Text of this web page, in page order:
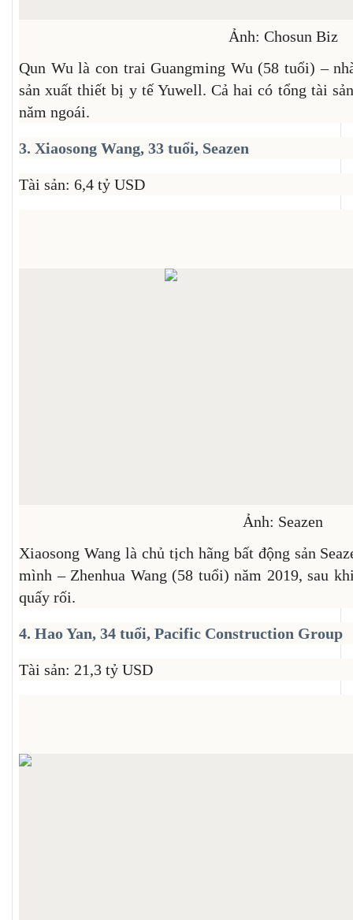
Ảnh: Chosun Biz
Qun Wu là con trai Guangming Wu (58 tuổi) –
sản xuất thiết bị y tế Yuwell. Cả hai có tổng tài
năm ngoái.
3. Xiaosong Wang, 33 tuổi, Seazen
Tài sản: 6,4 tỷ USD
Ảnh: Seazen
Xiaosong Wang là chủ tịch hãng bất động sản
mình – Zhenhua Wang (58 tuổi) năm 2019, sau
quấy rối.
4. Hao Yan, 34 tuổi, Pacific Construction Group
Tài sản: 21,3 tỷ USD